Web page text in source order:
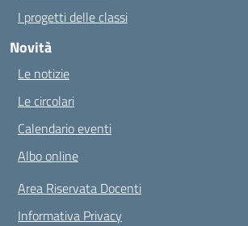
I progetti delle classi
Novità
Le notizie
Le circolari
Calendario eventi
Albo online
Area Riservata Docenti
Informativa Privacy